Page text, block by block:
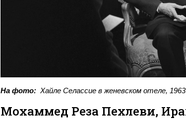
На фото: Хайле Селассие в женевском отеле, 1963
Мохаммед Реза Пехлеви,